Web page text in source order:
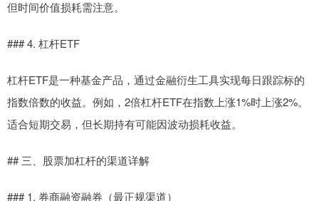
但时间价值损耗需注意。
### 4. 杠杆ETF
杠杆ETF是一种基金产品，通过金融衍生工具实现每日跟踪标的
指数倍数的收益。例如，2倍杠杆ETF在指数上涨1%时上涨2%。
适合短期交易，但长期持有可能因波动损耗收益。
## 三、股票加杠杆的渠道详解
### 1. 券商融资融券（最正规渠道）